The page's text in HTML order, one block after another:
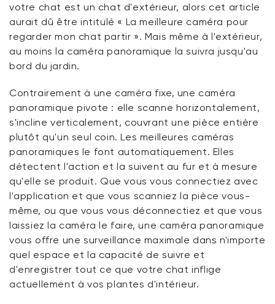
votre chat est un chat d'extérieur, alors cet article
aurait dû être intitulé « La meilleure caméra pour
regarder mon chat partir ». Mais même à l'extérieur,
au moins la caméra panoramique la suivra jusqu'au
bord du jardin.
Contrairement à une caméra fixe, une caméra
panoramique pivote : elle scanne horizontalement,
s'incline verticalement, couvrant une pièce entière
plutôt qu'un seul coin. Les meilleures caméras
panoramiques le font automatiquement. Elles
détectent l'action et la suivent au fur et à mesure
qu'elle se produit. Que vous vous connectiez avec
l'application et que vous scanniez la pièce vous-
même, ou que vous vous déconnectiez et que vous
laissiez la caméra le faire, une caméra panoramique
vous offre une surveillance maximale dans n'importe
quel espace et la capacité de suivre et
d'enregistrer tout ce que votre chat inflige
actuellement à vos plantes d'intérieur.